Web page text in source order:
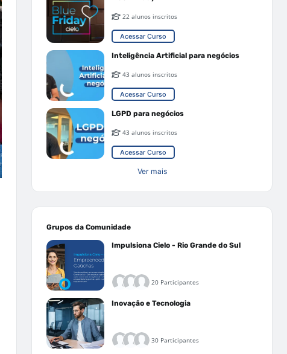
22 alunos inscritos
Acessar Curso
Inteligência Artificial para negócios
43 alunos inscritos
Acessar Curso
LGPD para negócios
43 alunos inscritos
Acessar Curso
Ver mais
Grupos da Comunidade
Impulsiona Cielo - Rio Grande do Sul
20 Participantes
Inovação e Tecnologia
30 Participantes